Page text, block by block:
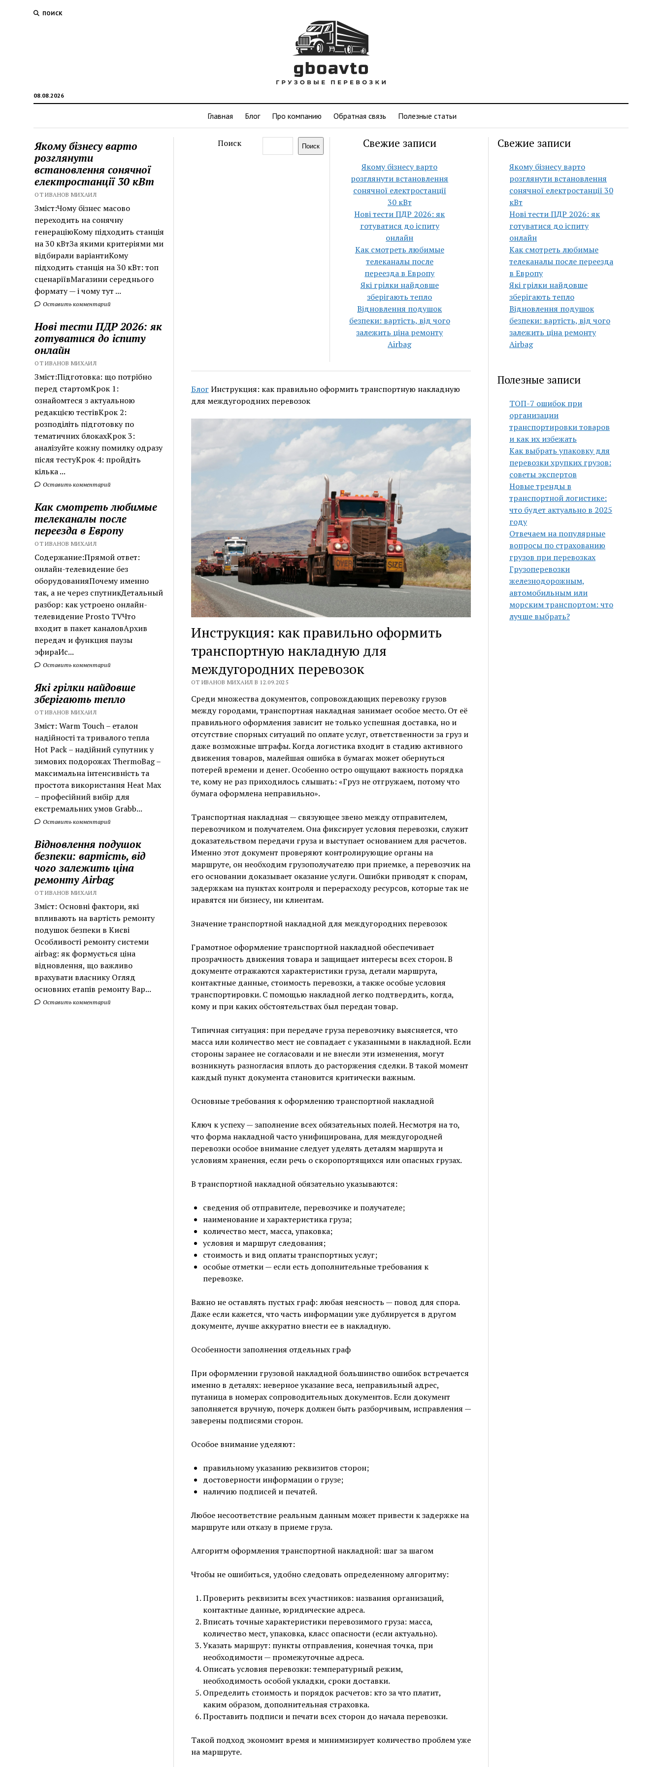
ПОИСК
08.08.2026
Главная Блог Про компанию Обратная связь Полезные статьи
Якому бізнесу варто
розглянути
встановлення сонячної
електростанції 30 кВт
ОТ ИВАНОВ МИХАИЛ
Зміст:Чому бізнес масово
переходить на сонячну
генераціюКому підходить станція
на 30 кВтЗа якими критеріями ми
відбирали варіантиКому
підходить станція на 30 кВт: топ
сценаріївМагазини середнього
формату — і чому тут ...
Оставить комментарий
Нові тести ПДР 2026: як
готуватися до іспиту
онлайн
ОТ ИВАНОВ МИХАИЛ
Зміст:Підготовка: що потрібно
перед стартомКрок 1:
ознайомтеся з актуальною
редакцією тестівКрок 2:
розподіліть підготовку по
тематичних блокахКрок 3:
аналізуйте кожну помилку одразу
після тестуКрок 4: пройдіть
кілька ...
Оставить комментарий
Как смотреть любимые
телеканалы после
переезда в Европу
ОТ ИВАНОВ МИХАИЛ
Содержание:Прямой ответ:
онлайн-телевидение без
оборудованияПочему именно
так, а не через спутникДетальный
разбор: как устроено онлайн-
телевидение Prosto TVЧто
входит в пакет каналовАрхив
передач и функция паузы
эфираИс...
Оставить комментарий
Які грілки найдовше
зберігають тепло
ОТ ИВАНОВ МИХАИЛ
Зміст: Warm Touch – еталон
надійності та тривалого тепла
Hot Pack – надійний супутник у
зимових подорожах ThermoBag –
максимальна інтенсивність та
простота використання Heat Max
– професійний вибір для
екстремальних умов Grabb...
Оставить комментарий
Відновлення подушок
безпеки: вартість, від
чого залежить ціна
ремонту Airbag
ОТ ИВАНОВ МИХАИЛ
Зміст: Основні фактори, які
впливають на вартість ремонту
подушок безпеки в Києві
Особливості ремонту системи
airbag: як формується ціна
відновлення, що важливо
врахувати власнику Огляд
основних етапів ремонту Вар...
Оставить комментарий
Поиск Поиск Свежие записи
Якому бізнесу варто
розглянути встановлення
сонячної електростанції
30 кВт
Нові тести ПДР 2026: як
готуватися до іспиту
онлайн
Как смотреть любимые
телеканалы после
переезда в Европу
Які грілки найдовше
зберігають тепло
Відновлення подушок
безпеки: вартість, від чого
залежить ціна ремонту
Airbag
Блог Инструкция: как правильно оформить транспортную накладную
для междугородних перевозок
Инструкция: как правильно оформить
транспортную накладную для
междугородних перевозок
ОТ ИВАНОВ МИХАИЛ В 12.09.2025
Среди множества документов, сопровождающих перевозку грузов
между городами, транспортная накладная занимает особое место. От её
правильного оформления зависит не только успешная доставка, но и
отсутствие спорных ситуаций по оплате услуг, ответственности за груз и
даже возможные штрафы. Когда логистика входит в стадию активного
движения товаров, малейшая ошибка в бумагах может обернуться
потерей времени и денег. Особенно остро ощущают важность порядка
те, кому не раз приходилось слышать: «Груз не отгружаем, потому что
бумага оформлена неправильно».
Транспортная накладная — связующее звено между отправителем,
перевозчиком и получателем. Она фиксирует условия перевозки, служит
доказательством передачи груза и выступает основанием для расчетов.
Именно этот документ проверяют контролирующие органы на
маршруте, он необходим грузополучателю при приемке, а перевозчик на
его основании доказывает оказание услуги. Ошибки приводят к спорам,
задержкам на пунктах контроля и перерасходу ресурсов, которые так не
нравятся ни бизнесу, ни клиентам.
Значение транспортной накладной для междугородних перевозок
Грамотное оформление транспортной накладной обеспечивает
прозрачность движения товара и защищает интересы всех сторон. В
документе отражаются характеристики груза, детали маршрута,
контактные данные, стоимость перевозки, а также особые условия
транспортировки. С помощью накладной легко подтвердить, когда,
кому и при каких обстоятельствах был передан товар.
Типичная ситуация: при передаче груза перевозчику выясняется, что
масса или количество мест не совпадает с указанными в накладной. Если
стороны заранее не согласовали и не внесли эти изменения, могут
возникнуть разногласия вплоть до расторжения сделки. В такой момент
каждый пункт документа становится критически важным.
Основные требования к оформлению транспортной накладной
Ключ к успеху — заполнение всех обязательных полей. Несмотря на то,
что форма накладной часто унифицирована, для междугородней
перевозки особое внимание следует уделять деталям маршрута и
условиям хранения, если речь о скоропортящихся или опасных грузах.
В транспортной накладной обязательно указываются:
сведения об отправителе, перевозчике и получателе;
наименование и характеристика груза;
количество мест, масса, упаковка;
условия и маршрут следования;
стоимость и вид оплаты транспортных услуг;
особые отметки — если есть дополнительные требования к
перевозке.
Важно не оставлять пустых граф: любая неясность — повод для спора.
Даже если кажется, что часть информации уже дублируется в другом
документе, лучше аккуратно внести ее в накладную.
Особенности заполнения отдельных граф
При оформлении грузовой накладной большинство ошибок встречается
именно в деталях: неверное указание веса, неправильный адрес,
путаница в номерах сопроводительных документов. Если документ
заполняется вручную, почерк должен быть разборчивым, исправления —
заверены подписями сторон.
Особое внимание уделяют:
правильному указанию реквизитов сторон;
достоверности информации о грузе;
наличию подписей и печатей.
Любое несоответствие реальным данным может привести к задержке на
маршруте или отказу в приеме груза.
Алгоритм оформления транспортной накладной: шаг за шагом
Чтобы не ошибиться, удобно следовать определенному алгоритму:
Проверить реквизиты всех участников: названия организаций,
контактные данные, юридические адреса.
Вписать точные характеристики перевозимого груза: масса,
количество мест, упаковка, класс опасности (если актуально).
Указать маршрут: пункты отправления, конечная точка, при
необходимости — промежуточные адреса.
Описать условия перевозки: температурный режим,
необходимость особой укладки, сроки доставки.
Определить стоимость и порядок расчетов: кто за что платит,
каким образом, дополнительная страховка.
Проставить подписи и печати всех сторон до начала перевозки.
Такой подход экономит время и минимизирует количество проблем уже
на маршруте.
Свежие записи
Якому бізнесу варто
розглянути встановлення
сонячної електростанції 30
кВт
Нові тести ПДР 2026: як
готуватися до іспиту
онлайн
Как смотреть любимые
телеканалы после переезда
в Европу
Які грілки найдовше
зберігають тепло
Відновлення подушок
безпеки: вартість, від чого
залежить ціна ремонту
Airbag
Полезные записи
ТОП-7 ошибок при
организации
транспортировки товаров
и как их избежать
Как выбрать упаковку для
перевозки хрупких грузов:
советы экспертов
Новые тренды в
транспортной логистике:
что будет актуально в 2025
году
Отвечаем на популярные
вопросы по страхованию
грузов при перевозках
Грузоперевозки
железнодорожным,
автомобильным или
морским транспортом: что
лучше выбрать?